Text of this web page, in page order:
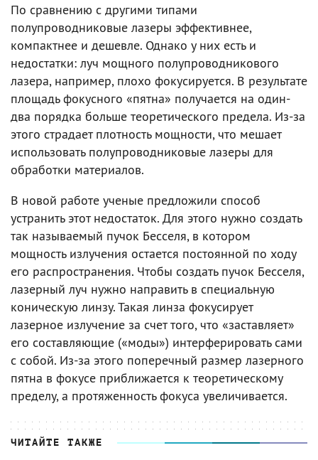
По сравнению с другими типами
полупроводниковые лазеры эффективнее,
компактнее и дешевле. Однако у них есть и
недостатки: луч мощного полупроводникового
лазера, например, плохо фокусируется. В результате
площадь фокусного «пятна» получается на один-
два порядка больше теоретического предела. Из-за
этого страдает плотность мощности, что мешает
использовать полупроводниковые лазеры для
обработки материалов.
В новой работе ученые предложили способ
устранить этот недостаток. Для этого нужно создать
так называемый пучок Бесселя, в котором
мощность излучения остается постоянной по ходу
его распространения. Чтобы создать пучок Бесселя,
лазерный луч нужно направить в специальную
коническую линзу. Такая линза фокусирует
лазерное излучение за счет того, что «заставляет»
его составляющие («моды») интерферировать сами
с собой. Из-за этого поперечный размер лазерного
пятна в фокусе приближается к теоретическому
пределу, а протяженность фокуса увеличивается.
ЧИТАЙТЕ ТАКЖЕ